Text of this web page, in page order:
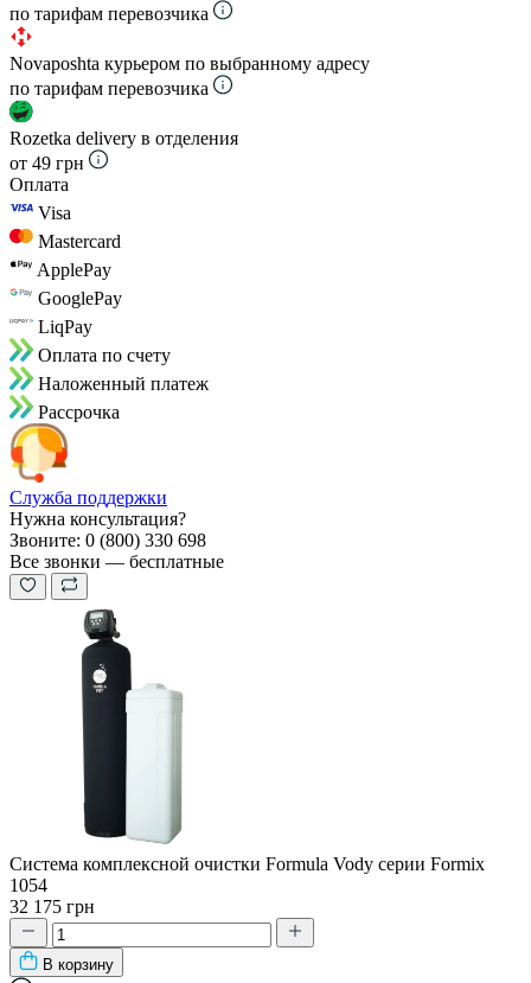
по тарифам перевозчика
Novaposhta курьером по выбранному адресу
по тарифам перевозчика
Rozetka delivery в отделения
от 49 грн
Оплата
Visa
Mastercard
ApplePay
GooglePay
LiqPay
Оплата по счету
Наложенный платеж
Рассрочка
Служба поддержки
Нужна консультация?
Звоните: 0 (800) 330 698
Все звонки — бесплатные
Система комплексной очистки Formula Vody серии Formix
1054
32 175 грн
В корзину